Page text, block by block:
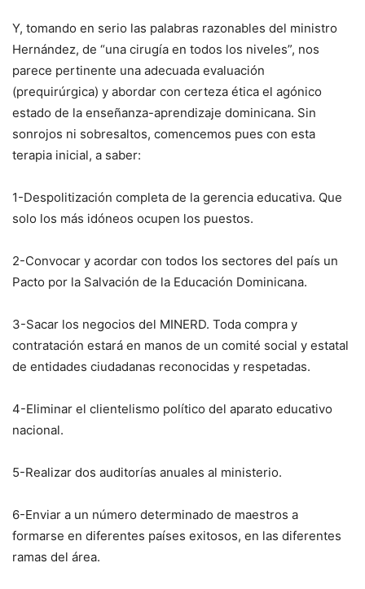
Y, tomando en serio las palabras razonables del ministro
Hernández, de “una cirugía en todos los niveles”, nos
parece pertinente una adecuada evaluación
(prequirúrgica) y abordar con certeza ética el agónico
estado de la enseñanza-aprendizaje dominicana. Sin
sonrojos ni sobresaltos, comencemos pues con esta
terapia inicial, a saber:
1-Despolitización completa de la gerencia educativa. Que
solo los más idóneos ocupen los puestos.
2-Convocar y acordar con todos los sectores del país un
Pacto por la Salvación de la Educación Dominicana.
3-Sacar los negocios del MINERD. Toda compra y
contratación estará en manos de un comité social y estatal
de entidades ciudadanas reconocidas y respetadas.
4-Eliminar el clientelismo político del aparato educativo
nacional.
5-Realizar dos auditorías anuales al ministerio.
6-Enviar a un número determinado de maestros a
formarse en diferentes países exitosos, en las diferentes
ramas del área.